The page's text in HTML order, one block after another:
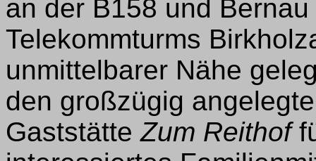
an der B158 und
Telekommturms
unmittelbarer Nähe
den großzügig
GaststätteZum Reithof